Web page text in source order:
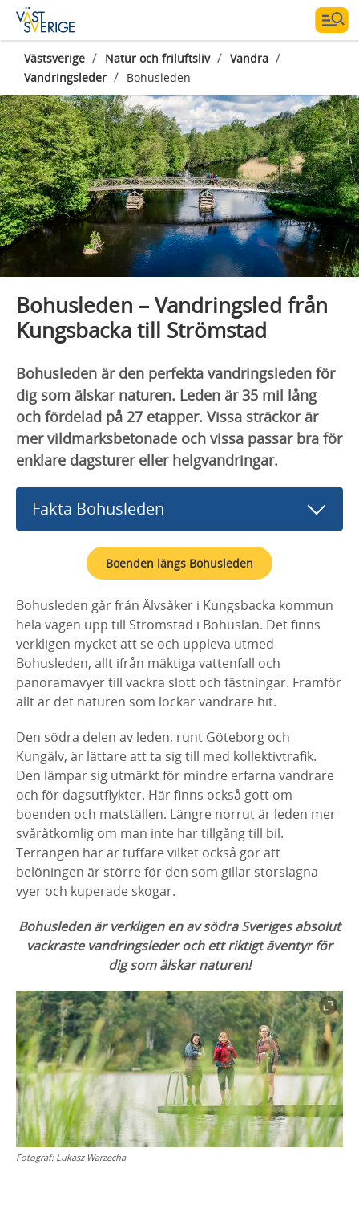
Västsverige / Natur och friluftsliv / Vandra /
Vandringsleder / Bohusleden
Bohusleden – Vandringsled från
Kungsbacka till Strömstad
Bohusleden är den perfekta vandringsleden för
dig som älskar naturen. Leden är 35 mil lång
och fördelad på 27 etapper. Vissa sträckor är
mer vildmarksbetonade och vissa passar bra för
enklare dagsturer eller helgvandringar.
Fakta Bohusleden
Boenden längs Bohusleden
Bohusleden går från Älvsåker i Kungsbacka kommun
hela vägen upp till Strömstad i Bohuslän. Det finns
verkligen mycket att se och uppleva utmed
Bohusleden, allt ifrån mäktiga vattenfall och
panoramavyer till vackra slott och fästningar. Framför
allt är det naturen som lockar vandrare hit.
Den södra delen av leden, runt Göteborg och
Kungälv, är lättare att ta sig till med kollektivtrafik.
Den lämpar sig utmärkt för mindre erfarna vandrare
och för dagsutflykter. Här finns också gott om
boenden och matställen. Längre norrut är leden mer
svåråtkomlig om man inte har tillgång till bil.
Terrängen här är tuffare vilket också gör att
belöningen är större för den som gillar storslagna
vyer och kuperade skogar.
Bohusleden är verkligen en av södra Sveriges absolut
vackraste vandringsleder och ett riktigt äventyr för
dig som älskar naturen!
Fotograf: Lukasz Warzecha